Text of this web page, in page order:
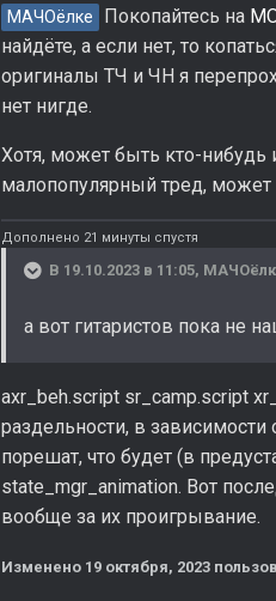
МАЧОёлке Покопайтесь на
найдёте, а если нет, то
оригиналы ТЧ и ЧН я
нет нигде.
Хотя, может быть кто-нибудь
малопопулярный тред, может
Дополнено 21 минуты спустя
В 19.10.2023 в 11:05,
а вот гитаристов пока не
axr_beh.script sr_camp.script
раздельности, в зависимости
порешат, что будет (в
state_mgr_animation. Вот
вообще за их проигрывание.
Изменено 19 октября, 2023